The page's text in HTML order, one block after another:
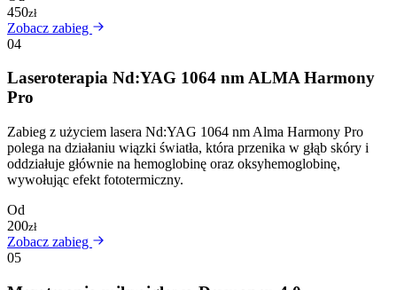
450zł
Zobacz zabieg
04
Laseroterapia Nd:YAG 1064 nm ALMA Harmony
Pro
Zabieg z użyciem lasera Nd:YAG 1064 nm Alma Harmony Pro
polega na działaniu wiązki światła, która przenika w głąb skóry i
oddziałuje głównie na hemoglobinę oraz oksyhemoglobinę,
wywołując efekt fototermiczny.
Od
200zł
Zobacz zabieg
05